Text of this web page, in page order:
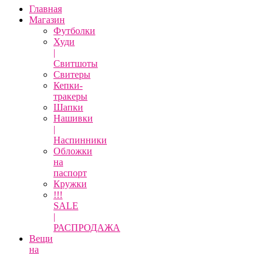
Главная
Магазин
Футболки
Худи
|
Свитшоты
Свитеры
Кепки-
тракеры
Шапки
Нашивки
|
Наспинники
Обложки
на
паспорт
Кружки
!!!
SALE
|
РАСПРОДАЖА
Вещи
на